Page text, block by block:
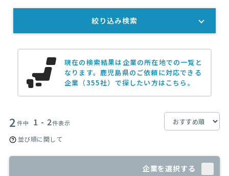
現在の検索結果は企業の所在地での一覧と
なります。鹿児島県のご依頼に対応できる
企業（355社）で探したい方はこちら。
2件中 1 - 2件表示
並び順に関して
企業を選択する
絞り込み検索